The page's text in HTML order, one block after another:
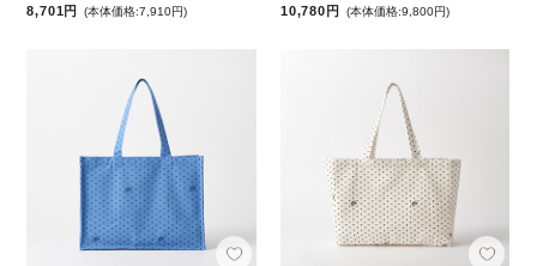
8,701円 (本体価格:7,910円) 10,780円 (本体価格:9,800円)